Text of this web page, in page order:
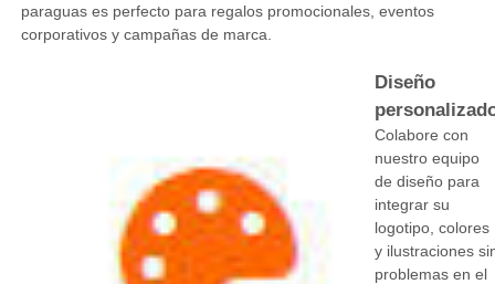
paraguas es perfecto para regalos promocionales, eventos
corporativos y campañas de marca.
Diseño
Colabore con
nuestro equipo
de diseño para
integrar su
logotipo, colores
y ilustraciones
problemas en el